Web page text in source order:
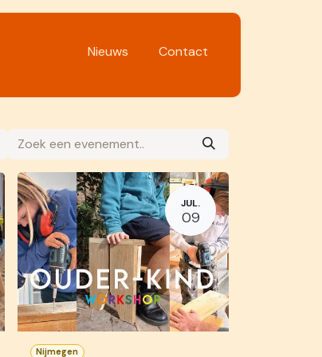
Nieuws Co​nt​act
JUL.
09
Nijmegen